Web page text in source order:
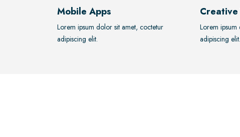
Mobile Apps
Lorem ipsum dolor sit amet, coctetur
adipiscing elit.
Lorem
adipiscing elit.